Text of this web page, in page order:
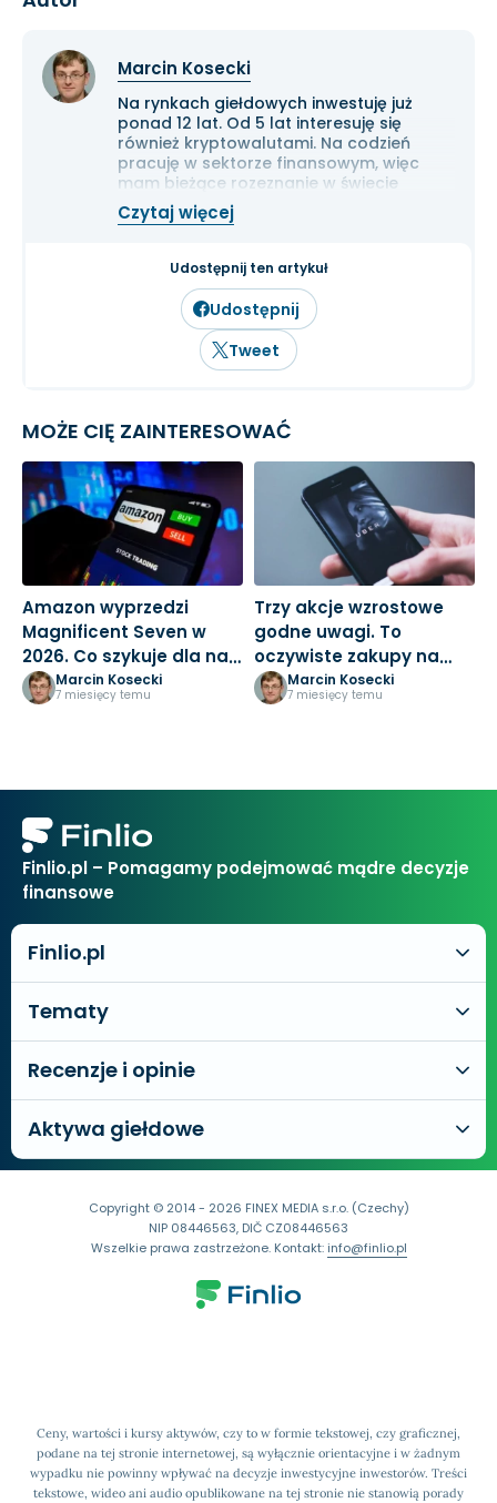
Marcin Kosecki
Na rynkach giełdowych inwestuję już
ponad 12 lat. Od 5 lat interesuję się
również kryptowalutami. Na codzień
pracuję w sektorze finansowym, więc
mam bieżące rozeznanie w świecie
gospodarki i ekonomii. Cenię przede
wszystkim solidną analizę
inwestowanie długoterminowe.
Czytaj więcej
Udostępnij ten artykuł
Udostępnij
Tweet
MOŻE CIĘ ZAINTERESOWAĆ
Amazon wyprzedzi
Magnificent Seven w
2026. Co szykuje dla nas
Jeff Bezos?
Marcin Kosecki
7 miesięcy temu
Trzy akcje wzrostowe
godne uwagi. To
oczywiste zakupy na
nowy rok
Marcin Kosecki
7 miesięcy temu
Finlio.pl – Pomagamy podejmować mądre decyzje
finansowe
Finlio.pl
Tematy
Recenzje i opinie
Aktywa giełdowe
Ceny, wartości i kursy aktywów, czy to w formie tekstowej, czy graficznej,
podane na tej stronie internetowej, są wyłącznie orientacyjne i w żadnym
wypadku nie powinny wpływać na decyzje inwestycyjne inwestorów. Treści
tekstowe, wideo ani audio opublikowane na tej stronie nie stanowią porady
Copyright © 2014 - 2026 FINEX MEDIA s.r.o. (Czechy)
NIP 08446563, DIČ CZ08446563
Wszelkie prawa zastrzeżone. Kontakt:info@finlio.pl